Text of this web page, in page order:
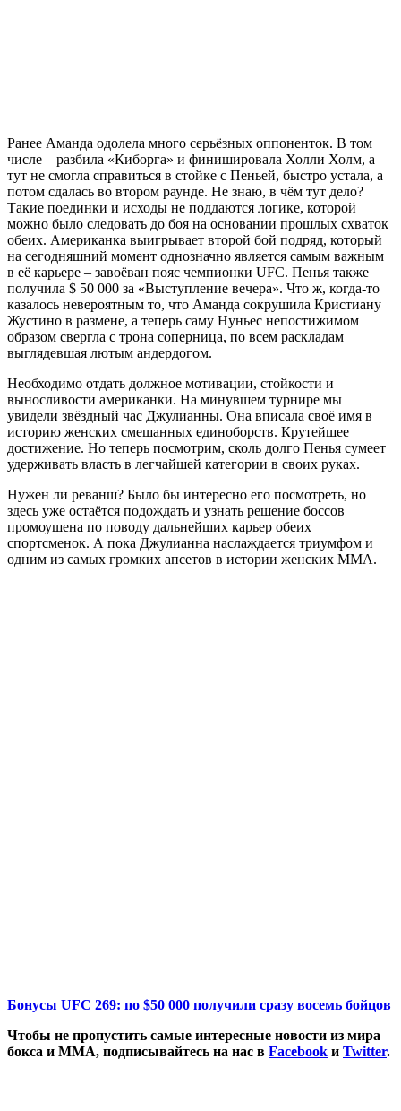
Ранее Аманда одолела много серьёзных оппоненток. В том
числе – разбила «Киборга» и финишировала Холли Холм, а
тут не смогла справиться в стойке с Пеньей, быстро устала, а
потом сдалась во втором раунде. Не знаю, в чём тут дело?
Такие поединки и исходы не поддаются логике, которой
можно было следовать до боя на основании прошлых схваток
обеих. Американка выигрывает второй бой подряд, который
на сегодняшний момент однозначно является самым важным
в её карьере – завоёван пояс чемпионки UFC. Пенья также
получила $ 50 000 за «Выступление вечера». Что ж, когда-то
казалось невероятным то, что Аманда сокрушила Кристиану
Жустино в размене, а теперь саму Нуньес непостижимом
образом свергла с трона соперница, по всем раскладам
выглядевшая лютым андердогом.
Необходимо отдать должное мотивации, стойкости и
выносливости американки. На минувшем турнире мы
увидели звёздный час Джулианны. Она вписала своё имя в
историю женских смешанных единоборств. Крутейшее
достижение. Но теперь посмотрим, сколь долго Пенья сумеет
удерживать власть в легчайшей категории в своих руках.
Нужен ли реванш? Было бы интересно его посмотреть, но
здесь уже остаётся подождать и узнать решение боссов
промоушена по поводу дальнейших карьер обеих
спортсменок. А пока Джулианна наслаждается триумфом и
одним из самых громких апсетов в истории женских ММА.
Бонусы UFC 269: по $50 000 получили сразу восемь бойцов
Чтобы не пропустить самые интересные новости из мира
бокса и ММА, подписывайтесь на нас в Facebook и Twitter.